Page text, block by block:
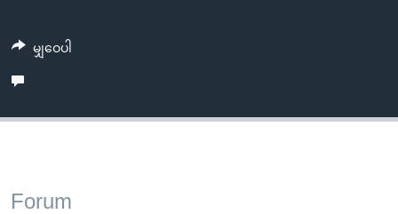
မျှဝေပါ
Forum